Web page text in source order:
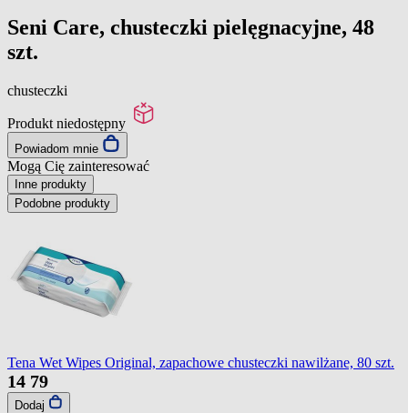
Seni Care, chusteczki pielęgnacyjne, 48
szt.
chusteczki
Produkt niedostępny
Powiadom mnie
Mogą Cię zainteresować
Inne produkty
Podobne produkty
Tena Wet Wipes Original, zapachowe chusteczki nawilżane, 80 szt.
14 79
Dodaj